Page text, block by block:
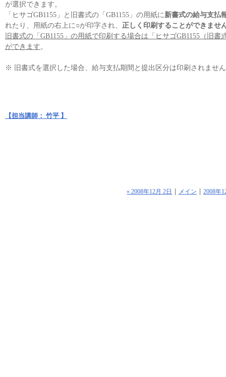
が選択できます。
「ヒサゴGB1155」と旧書式の「GB1155」の用紙に新書式の給与支払
れたり、用紙の右上に○が印字され、 正しく印刷することができませ
旧書式の「GB1155」の用紙で印刷する場合は「ヒサゴGB1155（旧
ができます。
※ 旧書式を選択した場合、給与支払期間と提出区分は印刷されませ
【担当講師： 竹平 】
« 2008年12月 2日 メイン 2008年